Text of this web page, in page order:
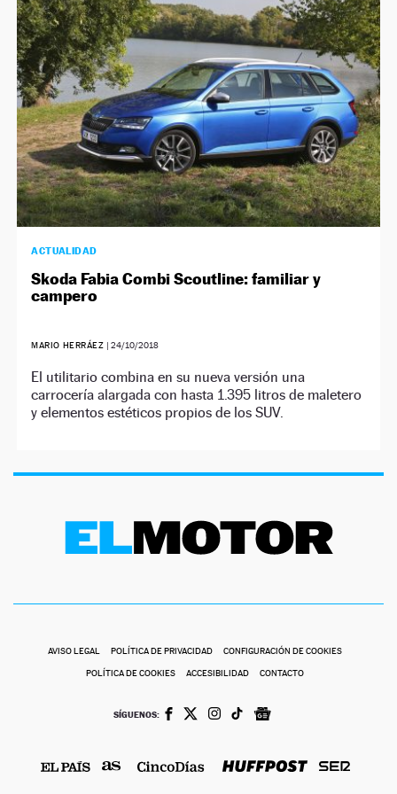
NEWSLETTER
SÍGUENOS
ACTUALIDAD
Skoda Fabia Combi Scoutline: familiar y
campero
MARIO HERRÁEZ | 24/10/2018
El utilitario combina en su nueva versión una
carrocería alargada con hasta 1.395 litros de maletero
y elementos estéticos propios de los SUV.
AVISO LEGAL POLÍTICA DE PRIVACIDAD CONFIGURACIÓN DE COOKIES
POLÍTICA DE COOKIES ACCESIBILIDAD CONTACTO
SÍGUENOS: